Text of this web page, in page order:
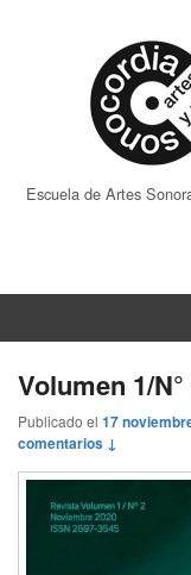
Escuela de Artes
Volumen 1/N°
Publicado el 17
comentarios ↓